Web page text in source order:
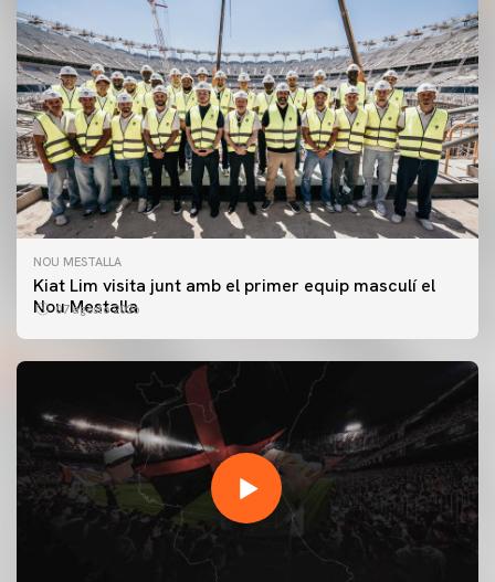
NOU MESTALLA
Kiat Lim visita junt amb el primer equip masculí el
Nou Mestalla
07 agosto 2026